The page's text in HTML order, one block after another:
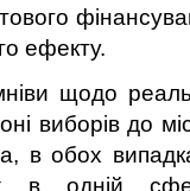
ефекту.
щодо
виборів до
в обох
в одній